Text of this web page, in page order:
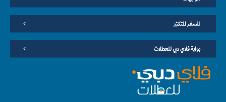
للسفر المتكرّر
بوابة فلاي دبي للعطلات